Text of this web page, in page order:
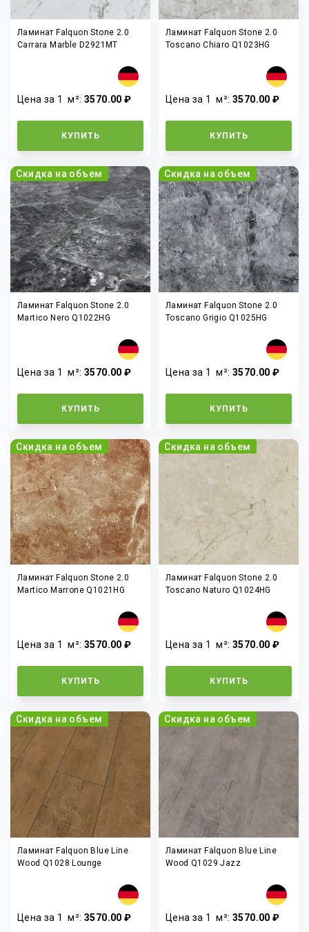
Ламинат Falquon Stone 2.0
Carrara Marble D2921MT
Цена за 1м²:3570.00 ₽
КУПИТЬ
Ламинат Falquon Stone 2.0
Toscano Chiaro Q1023HG
Цена за 1м²:3570.00 ₽
КУПИТЬ
Скидка на объем
Ламинат Falquon Stone 2.0
Martico Nero Q1022HG
Цена за 1м²:3570.00 ₽
КУПИТЬ
Скидка на объем
Ламинат Falquon Stone 2.0
Toscano Grigio Q1025HG
Цена за 1м²:3570.00 ₽
КУПИТЬ
Скидка на объем
Ламинат Falquon Stone 2.0
Martico Marrone Q1021HG
Цена за 1м²:3570.00 ₽
КУПИТЬ
Скидка на объем
Ламинат Falquon Stone 2.0
Toscano Naturo Q1024HG
Цена за 1м²:3570.00 ₽
КУПИТЬ
Скидка на объем
Ламинат Falquon Blue Line
Wood Q1028 Lounge
Цена за 1м²:3570.00 ₽
Скидка на объем
Ламинат Falquon Blue Line
Wood Q1029 Jazz
Цена за 1м²:3570.00 ₽